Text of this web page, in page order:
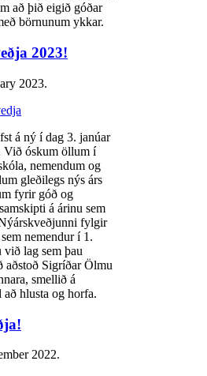
að þið eigið góðar
börnunum ykkar.
2023!
2023.
á ný í dag 3. janúar
Við óskum öllum í
nemendum og
gleðilegs nýs árs
fyrir góð og
á árinu sem
fylgir
nemendur í 1.
við lag sem þau
aðstoð Sigríðar Ölmu
smellið á
hlusta og horfa.
2022.